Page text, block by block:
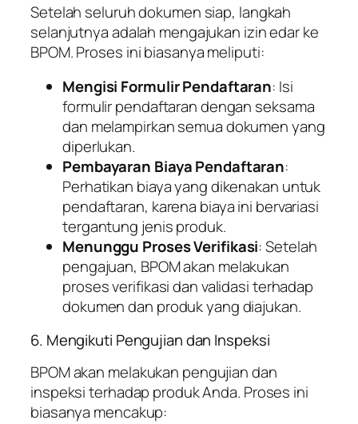
Setelah seluruh dokumen siap, langkah
selanjutnya adalah mengajukan izin edar ke
BPOM. Proses ini biasanya meliputi:
Mengisi Formulir Pendaftaran: Isi
formulir pendaftaran dengan seksama
dan melampirkan semua dokumen yang
diperlukan.
Pembayaran Biaya Pendaftaran:
Perhatikan biaya yang dikenakan untuk
pendaftaran, karena biaya ini bervariasi
tergantung jenis produk.
Menunggu Proses Verifikasi: Setelah
pengajuan, BPOM akan melakukan
proses verifikasi dan validasi terhadap
dokumen dan produk yang diajukan.
6. Mengikuti Pengujian dan Inspeksi
BPOM akan melakukan pengujian dan
inspeksi terhadap produk Anda. Proses ini
biasanya mencakup: